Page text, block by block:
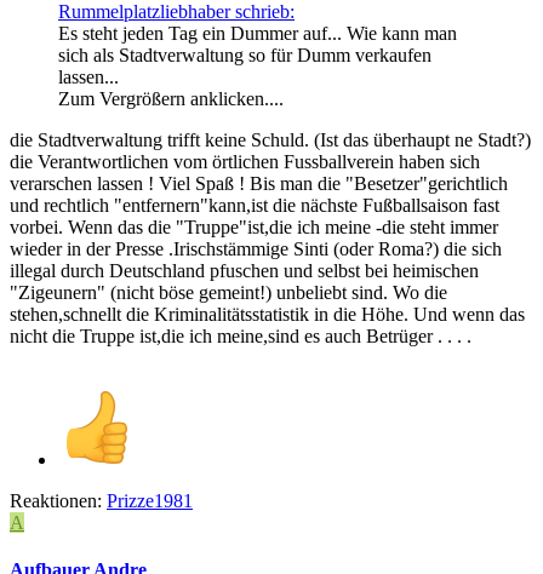
Rummelplatzliebhaber schrieb:
Es steht jeden Tag ein Dummer auf... Wie kann man
sich als Stadtverwaltung so für Dumm verkaufen
lassen...
Zum Vergrößern anklicken....
die Stadtverwaltung trifft keine Schuld. (Ist das überhaupt ne Stadt?)
die Verantwortlichen vom örtlichen Fussballverein haben sich
verarschen lassen ! Viel Spaß ! Bis man die "Besetzer"gerichtlich
und rechtlich "entfernern"kann,ist die nächste Fußballsaison fast
vorbei. Wenn das die "Truppe"ist,die ich meine -die steht immer
wieder in der Presse .Irischstämmige Sinti (oder Roma?) die sich
illegal durch Deutschland pfuschen und selbst bei heimischen
"Zigeunern" (nicht böse gemeint!) unbeliebt sind. Wo die
stehen,schnellt die Kriminalitätsstatistik in die Höhe. Und wenn das
nicht die Truppe ist,die ich meine,sind es auch Betrüger . . . .
Reaktionen: Prizze1981
A